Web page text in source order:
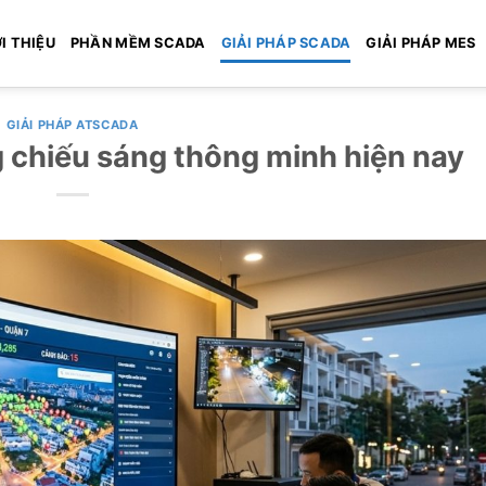
THIỆU PHẦN MỀM SCADA GIẢI PHÁP SCADA GIẢI PHÁP MES
GIẢI PHÁP ATSCADA
sáng thông minh hiện nay